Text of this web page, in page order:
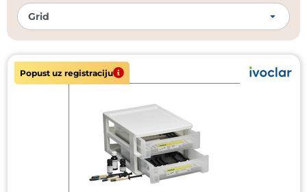
Popust uz registraciju